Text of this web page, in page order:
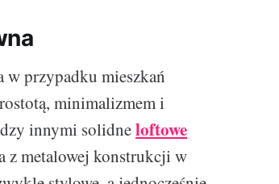
w przypadku mieszkań
minimalizmem i
innymi solidneloftowe
z metalowej konstrukcji w